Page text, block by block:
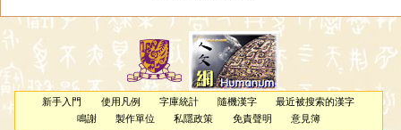
新手入門 使用凡例 字庫統計 隨機漢字
最近被搜索的漢字
鳴謝
製作單位 私隱政策 免責聲明 意見簿